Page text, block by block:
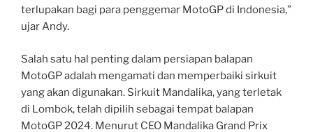
terlupakan bagi para penggemar MotoGP di Indonesia,”
ujar Andy.
Salah satu hal penting dalam persiapan balapan
MotoGP adalah mengamati dan memperbaiki sirkuit
yang akan digunakan. Sirkuit Mandalika, yang terletak
di Lombok, telah dipilih sebagai tempat balapan
MotoGP 2024. Menurut CEO Mandalika Grand Prix